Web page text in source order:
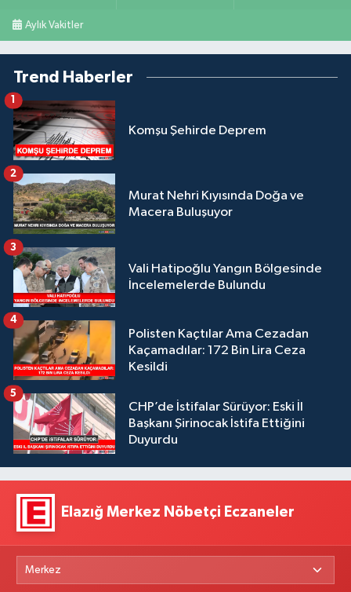
Aylık Vakitler
Trend Haberler
Komşu Şehirde Deprem
Murat Nehri Kıyısında Doğa ve
Macera Buluşuyor
2
Vali Hatipoğlu Yangın Bölgesinde
İncelemelerde Bulundu
3
Polisten Kaçtılar Ama Cezadan
Kaçamadılar: 172 Bin Lira Ceza
Kesildi
4
CHP’de İstifalar Sürüyor: Eski İl
Başkanı Şirinocak İstifa Ettiğini
Duyurdu
5
Elazığ Merkez Nöbetçi Eczaneler